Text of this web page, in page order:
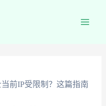
前IP受限制？这篇指南